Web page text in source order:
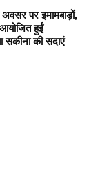
पर इमामबाड़ों,
हुईं
सकीना की सदाएं